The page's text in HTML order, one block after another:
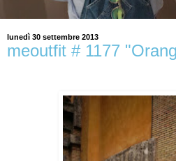
lunedì 30 settembre 2013
meoutfit # 1177